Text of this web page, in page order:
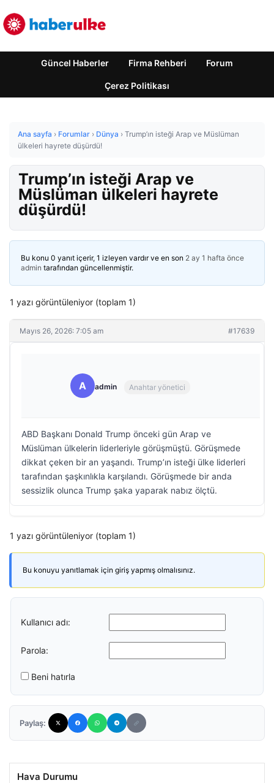
Güncel Haberler Firma Rehberi Forum
Çerez Politikası
Ana sayfa › Forumlar › Dünya › Trump’ın isteği Arap ve Müslüman
ülkeleri hayrete düşürdü!
Trump’ın isteği Arap ve
Müslüman ülkeleri hayrete
düşürdü!
Bu konu 0 yanıt içerir, 1 izleyen vardır ve en son 2 ay 1 hafta önce
admin tarafından güncellenmiştir.
1 yazı görüntüleniyor (toplam 1)
Mayıs 26, 2026: 7:05 am #17639
A admin Anahtar yönetici
ABD Başkanı Donald Trump önceki gün Arap ve
Müslüman ülkelerin liderleriyle görüşmüştü. Görüşmede
dikkat çeken bir an yaşandı. Trump’ın isteği ülke liderleri
tarafından şaşkınlıkla karşılandı. Görüşmede bir anda
sessizlik olunca Trump şaka yaparak nabız ölçtü.
1 yazı görüntüleniyor (toplam 1)
Bu konuyu yanıtlamak için giriş yapmış olmalısınız.
Kullanıcı adı:
Parola:
Beni hatırla
Paylaş:
Hava Durumu